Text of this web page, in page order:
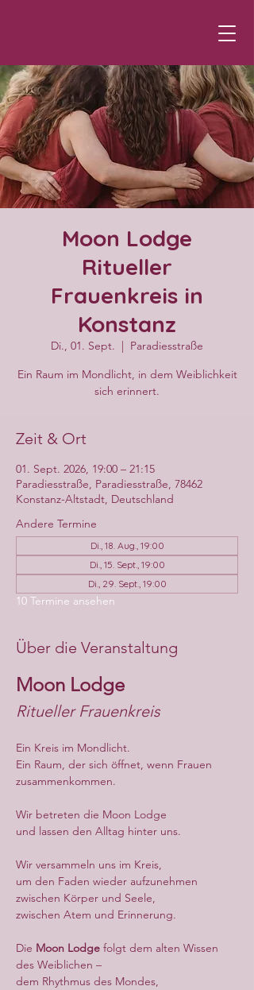
Moon Lodge
Ritueller
Frauenkreis in
Konstanz
Di., 01. Sept.
  |
Paradiesstraße
Ein Raum im Mondlicht, in dem Weiblichkeit
sich erinnert.
Zeit & Ort
01. Sept. 2026, 19:00 – 21:15
Paradiesstraße, Paradiesstraße, 78462
Konstanz-Altstadt, Deutschland
Andere Termine
Di., 18. Aug., 19:00
Di., 15. Sept., 19:00
Di., 29. Sept., 19:00
10 Termine ansehen
Über die Veranstaltung
Moon Lodge
Ritueller Frauenkreis
Ein Kreis im Mondlicht.
Ein Raum, der sich öffnet, wenn Frauen
zusammenkommen.
Wir betreten die Moon Lodge
und lassen den Alltag hinter uns.
Wir versammeln uns im Kreis,
um den Faden wieder aufzunehmen
zwischen Körper und Seele,
zwischen Atem und Erinnerung.
Die Moon Lodge folgt dem alten Wissen
des Weiblichen –
dem Rhythmus des Mondes,